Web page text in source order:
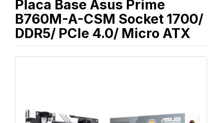
Placa Base Asus Prime
B760M-A-CSM Socket 1700/
DDR5/ PCIe 4.0/ Micro ATX